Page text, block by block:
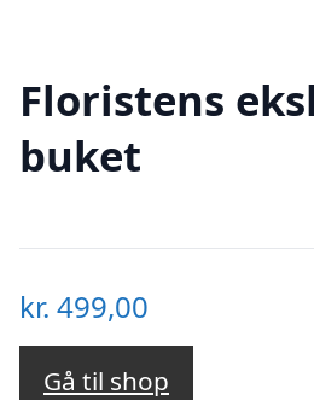
Floristens
buket
kr. 499,00
Gå til shop